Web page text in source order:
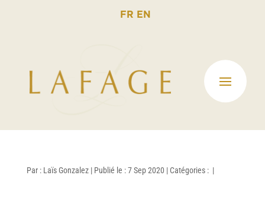
FR EN
Par : Laïs Gonzalez | Publié le : 7 Sep 2020 | Catégories : |